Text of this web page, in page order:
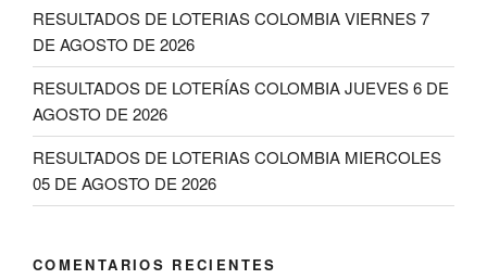
RESULTADOS DE LOTERIAS COLOMBIA VIERNES 7
DE AGOSTO DE 2026
RESULTADOS DE LOTERÍAS COLOMBIA JUEVES 6 DE
AGOSTO DE 2026
RESULTADOS DE LOTERIAS COLOMBIA MIERCOLES
05 DE AGOSTO DE 2026
COMENTARIOS RECIENTES